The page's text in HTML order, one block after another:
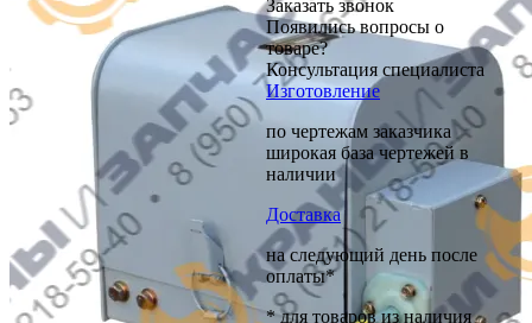
Заказать звонок
Появились вопросы о
товаре?
Консультация специалиста
Изготовление
по чертежам заказчика
широкая база чертежей в
наличии
Доставка
на следующий день после
оплаты*
* для товаров из наличия